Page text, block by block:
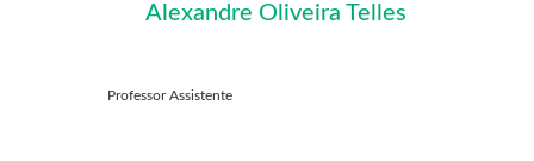
Alexandre Oliveira Telles
Professor Assistente